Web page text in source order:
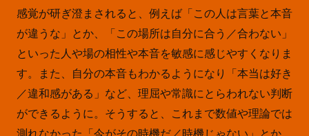
感覚が研ぎ澄まされると、例えば「この人は言葉と本音
が違うな」とか、「この場所は自分に合う／合わない」
といった人や場の相性や本音を敏感に感じやすくなりま
す。また、自分の本音もわかるようになり「本当は好き
／違和感がある」など、理屈や常識にとらわれない判断
ができるように。そうすると、これまで数値や理論では
測れなかった「今がその時機だ／時機じゃない」とか、